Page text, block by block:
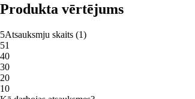
Produkta vērtējums
5Atsauksmju skaits (1)
51
40
30
20
10